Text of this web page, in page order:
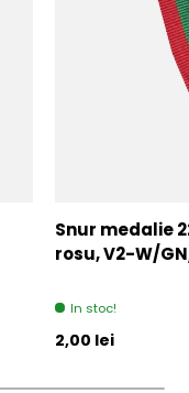
Snur medalie
rosu, V2-W/
In stoc!
Pret initial
2,00 lei